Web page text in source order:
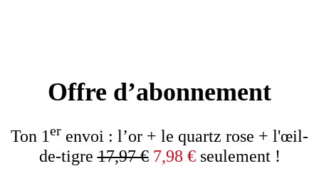
Offre d’abonnement
Ton 1er envoi : l’or + le quartz rose + l'œil-
de-tigre17,97 € 7,98 €seulement !